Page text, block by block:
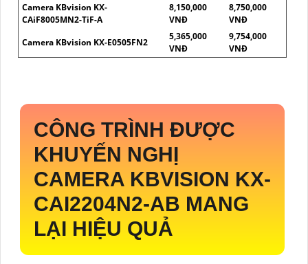
Camera KBvision KX-
CAiF8005MN2-TiF-A
8,150,000
VNĐ
8,750,000
VNĐ
Camera KBvision KX-E0505FN2
5,365,000
VNĐ
9,754,000
VNĐ
CÔNG TRÌNH ĐƯỢC
KHUYẾN NGHỊ
CAMERA KBVISION KX-
CAI2204N2-AB MANG
LẠI HIỆU QUẢ